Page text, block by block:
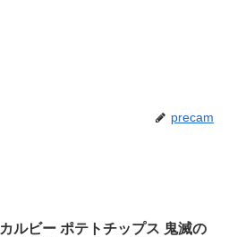
precam
カルビー ポテトチップス 鬼滅の